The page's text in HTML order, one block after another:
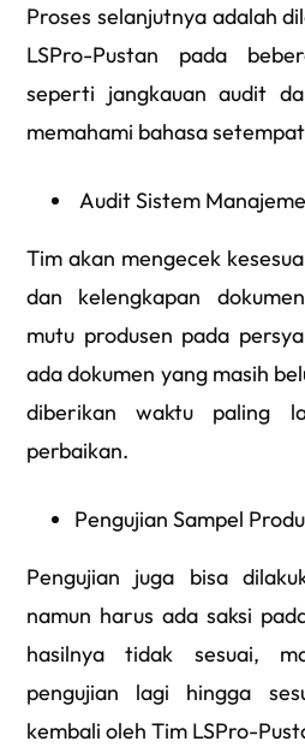
Proses selanjutnya adalah
LSPro-Pustan pada
seperti jangkauan audit
memahami bahasa
Audit Sistem
Tim akan mengecek
dan kelengkapan
mutu produsen pada
ada dokumen yang masih
diberikan waktu paling
perbaikan.
Pengujian Sampel
Pengujian juga bisa
namun harus ada saksi
hasilnya tidak sesuai,
pengujian lagi hingga
kembali oleh Tim LSPro-